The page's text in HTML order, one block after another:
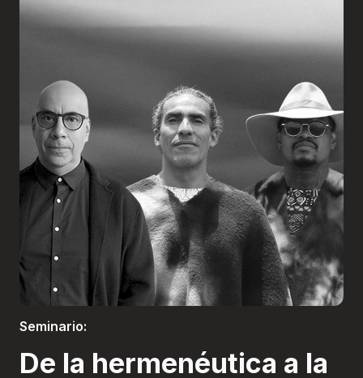
Inscribir
Boletería
Seminario:
De la hermenéutica a la